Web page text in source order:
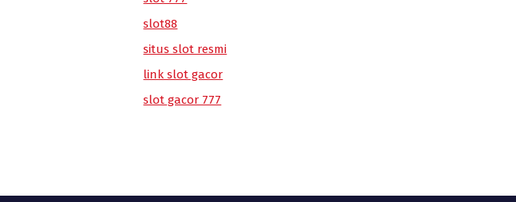
slot88
situs slot resmi
link slot gacor
slot gacor 777